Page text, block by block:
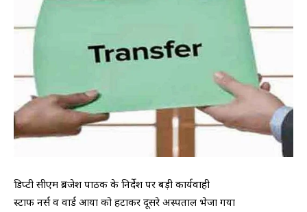
डिप्टी सीएम ब्रजेश पाठक के निर्देश पर बड़ी कार्यवाही
स्टाफ नर्स व वार्ड आया को हटाकर दूसरे अस्पताल भेजा गया